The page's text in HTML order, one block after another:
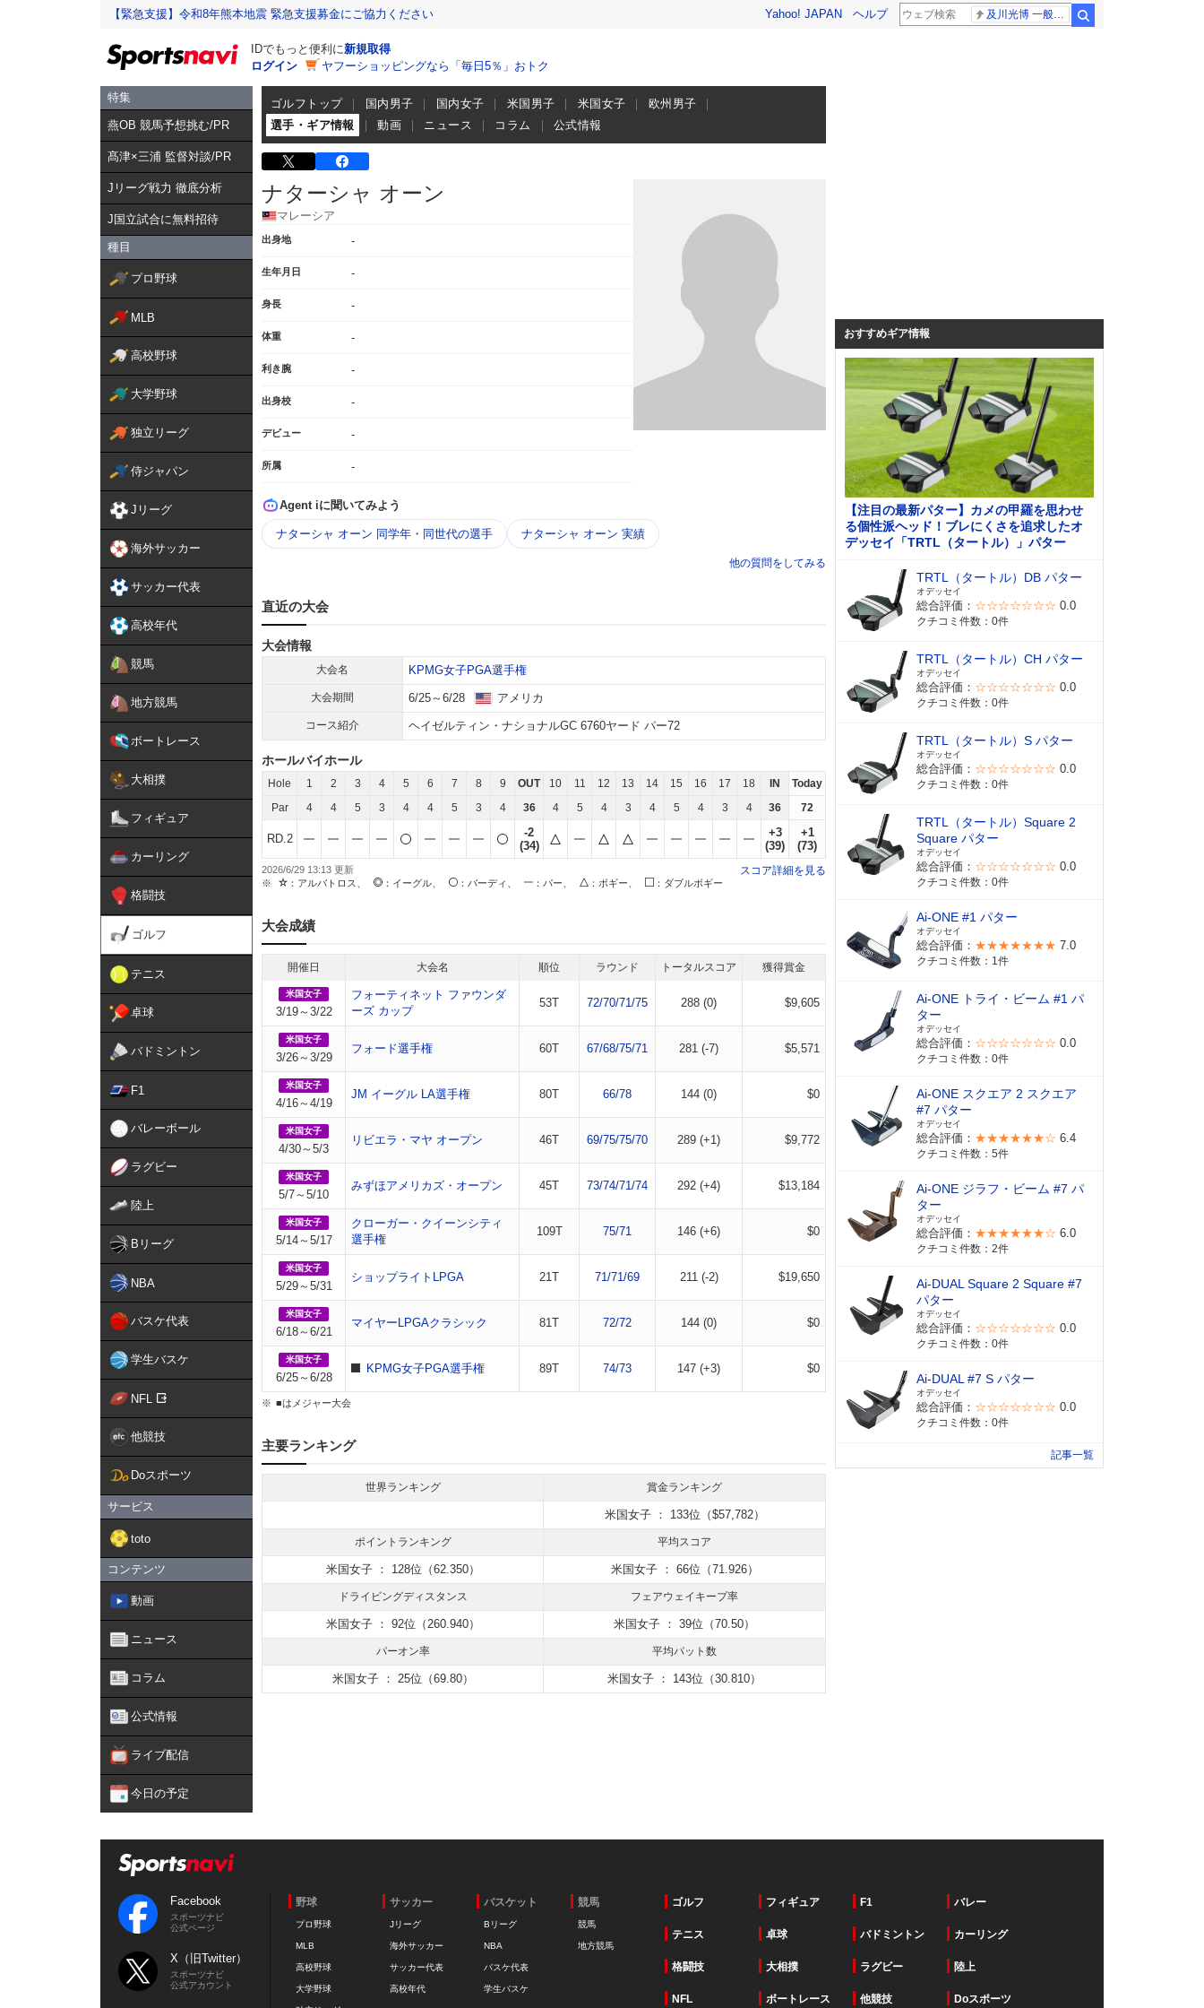
【緊急支援】令和8年熊本地震 緊急支援募金にご協力ください Yahoo! JAPAN ヘルプ
IDでもっと便利に新規取得
ログイン
ヤフーショッピングなら「毎日5％」おトク
特集
燕OB 競馬予想挑む/PR
髙津×三浦 監督対談/PR
Jリーグ戦力 徹底分析
J国立試合に無料招待
種目
プロ野球
MLB
高校野球
大学野球
独立リーグ
侍ジャパン
Jリーグ
海外サッカー
サッカー代表
高校年代
競馬
地方競馬
ボートレース
大相撲
フィギュア
カーリング
格闘技
ゴルフ
テニス
卓球
バドミントン
F1
バレーボール
ラグビー
陸上
Bリーグ
NBA
バスケ代表
学生バスケ
NFL
他競技
Doスポーツ
サービス
toto
コンテンツ
動画
ニュース
コラム
公式情報
ライブ配信
今日の予定
ゴルフトップ 国内男子 国内女子 米国男子 米国女子
欧州男子
選手・ギア情報
動画 ニュース コラム 公式情報
ナターシャ オーン
マレーシア
出身地 -
生年月日 -
身長 -
体重 -
利き腕 -
出身校 -
デビュー -
所属 -
Agent iに聞いてみよう
ナターシャ オーン 同学年・同世代の選手 ナターシャ オーン 実績
他の質問をしてみる
直近の大会
大会情報
大会名 KPMG女子PGA選手権
大会期間 6/25～6/28 アメリカ
コース紹介 ヘイゼルティン・ナショナルGC 6760ヤード パー72
ホールバイホール
Hole 1 2 3 4 5 6 7 8 9 OUT 10 11 12 13 14 15 16 17 18 IN
Today
Par
4 4 5 3 4 4 5 3 4 36 4 5 4 3 4 5 4 3 4 36 72
RD.2
-2
(34)
+3
(39)
+1
(73)
2026/6/29 13:13
：アルバトロス、
：イーグル、 ：バーディ、 ：パー、 ：ボギー、 ：ダブルボギー
スコア詳細を見る
大会成績
開催日 大会名 順位 ラウンド トータルスコア 獲得賞金
米国女子
3/19～3/22
フォーティネット ファウンダ
ーズ カップ
53T 72/70/71/75 288 (0) $9,605
米国女子
3/26～3/29
フォード選手権 60T 67/68/75/71 281 (-7) $5,571
米国女子
4/16～4/19
JM イーグル LA選手権 80T 66/78 144 (0) $0
米国女子
4/30～5/3
リビエラ・マヤ オープン 46T 69/75/75/70 289 (+1) $9,772
米国女子
5/7～5/10
みずほアメリカズ・オープン 45T 73/74/71/74 292 (+4) $13,184
米国女子
5/14～5/17
クローガー・クイーンシティ
選手権
109T 75/71 146 (+6) $0
米国女子
5/29～5/31
ショップライトLPGA 21T 71/71/69 211 (-2) $19,650
米国女子
6/18～6/21
マイヤーLPGAクラシック 81T 72/72 144 (0) $0
米国女子
6/25～6/28
KPMG女子PGA選手権 89T 74/73 147 (+3) $0
■はメジャー大会
主要ランキング
世界ランキング 賞金ランキング
米国女子 ： 133位（$57,782）
ポイントランキング 平均スコア
米国女子 ： 128位（62.350） 米国女子 ： 66位（71.926）
ドライビングディスタンス フェアウェイキープ率
米国女子 ： 92位（260.940） 米国女子 ： 39位（70.50）
パーオン率 平均パット数
米国女子 ： 25位（69.80） 米国女子 ： 143位（30.810）
おすすめギア情報
【注目の最新パター】カメの甲羅を思わせ
る個性派ヘッド！ブレにくさを追求したオ
デッセイ「TRTL（タートル）」パター
TRTL（タートル）DB パター
オデッセイ
総合評価： ☆☆☆☆☆☆☆ 0.0
クチコミ件数：0件
TRTL（タートル）CH パター
オデッセイ
総合評価： ☆☆☆☆☆☆☆ 0.0
クチコミ件数：0件
TRTL（タートル）S パター
オデッセイ
総合評価： ☆☆☆☆☆☆☆ 0.0
クチコミ件数：0件
TRTL（タートル）Square 2
Square パター
オデッセイ
総合評価： ☆☆☆☆☆☆☆ 0.0
クチコミ件数：0件
Ai-ONE #1 パター
オデッセイ
総合評価： ★★★★★★★ 7.0
クチコミ件数：1件
Ai-ONE トライ・ビーム #1 パ
ター
オデッセイ
総合評価： ☆☆☆☆☆☆☆ 0.0
クチコミ件数：0件
Ai-ONE スクエア 2 スクエア
#7 パター
オデッセイ
総合評価： ★★★★★★☆ 6.4
クチコミ件数：5件
Ai-ONE ジラフ・ビーム #7 パ
ター
オデッセイ
総合評価： ★★★★★★☆ 6.0
クチコミ件数：2件
Ai-DUAL Square 2 Square #7
パター
オデッセイ
総合評価： ☆☆☆☆☆☆☆ 0.0
クチコミ件数：0件
Ai-DUAL #7 S パター
オデッセイ
総合評価： ☆☆☆☆☆☆☆ 0.0
クチコミ件数：0件
記事一覧
Facebook
スポーツナビ
公式ページ
X（旧Twitter）
スポーツナビ
公式アカウント
野球
プロ野球
MLB
高校野球
大学野球
サッカー
Jリーグ
海外サッカー
サッカー代表
高校年代
バスケット
Bリーグ
NBA
バスケ代表
学生バスケ
競馬
競馬
地方競馬
ゴルフ フィギュア F1 バレー
テニス 卓球 バドミントン カーリング
格闘技 大相撲 ラグビー 陸上
NFL ボートレース 他競技 Doスポーツ